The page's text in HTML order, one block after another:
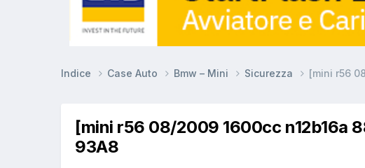
Indice Case Auto Bmw – Mini Sicurezza [mini r56
[mini r56 08/2009 1600cc n12b16a
93A8